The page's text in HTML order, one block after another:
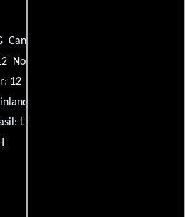
Canadá: G
Noruega: 11
12
K-12
Livre